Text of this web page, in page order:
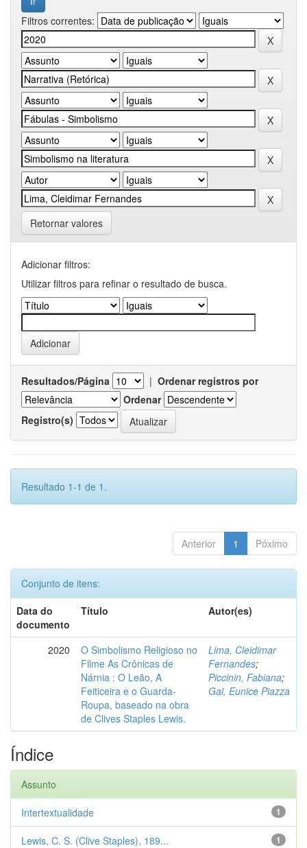
Filtros correntes:
Retornar valores
Adicionar filtros:
Utilizar filtros para refinar o resultado de busca.
Resultados/Página | Ordenar registros por
Ordenar
Registro(s)
Resultado 1-1 de 1.
Anterior 1 Póximo
Conjunto de itens:
Data do
documento
Título Autor(es)
2020
O Simbolismo Religioso no
Filme As Crônicas de
Nárnia : O Leão, A
Feiticeira e o Guarda-
Roupa, baseado na obra
de Clives Staples Lewis.
Lima, Cleidimar
Fernandes;
Piccinin, Fabiana;
Gai, Eunice Piazza
Índice
Assunto
1
Intertextualidade
1
Lewis, C. S. (Clive Staples), 189...